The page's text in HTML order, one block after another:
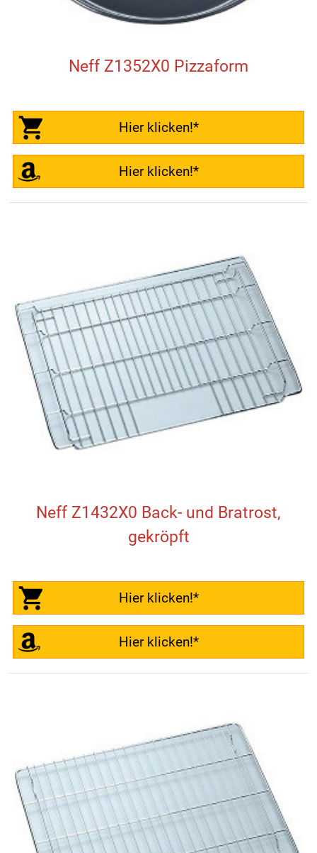
Neff Z1352X0 Pizzaform
Hier klicken!*
Hier klicken!*
Neff Z1432X0 Back- und Bratrost,
gekröpft
Hier klicken!*
Hier klicken!*